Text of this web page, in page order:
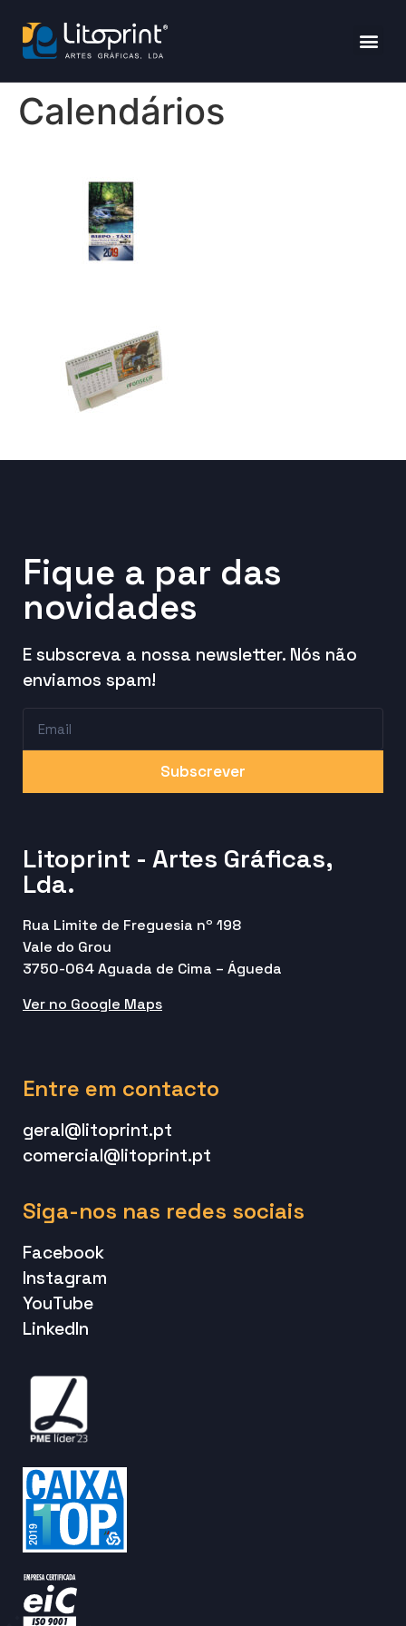
Calendários
Fique a par das
novidades
E subscreva a nossa newsletter. Nós não
enviamos spam!
Subscrever
Litoprint - Artes Gráficas,
Lda.
Rua Limite de Freguesia nº 198
Vale do Grou
3750-064 Aguada de Cima – Águeda
Ver no Google Maps
Entre em contacto
geral@litoprint.pt
comercial@litoprint.pt
Siga-nos nas redes sociais
Facebook
Instagram
YouTube
LinkedIn